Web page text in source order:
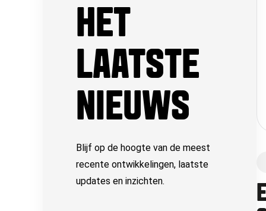
HET
LAATSTE
NIEUWS
Blijf op de hoogte van de meest
recente ontwikkelingen, laatste
updates en inzichten.